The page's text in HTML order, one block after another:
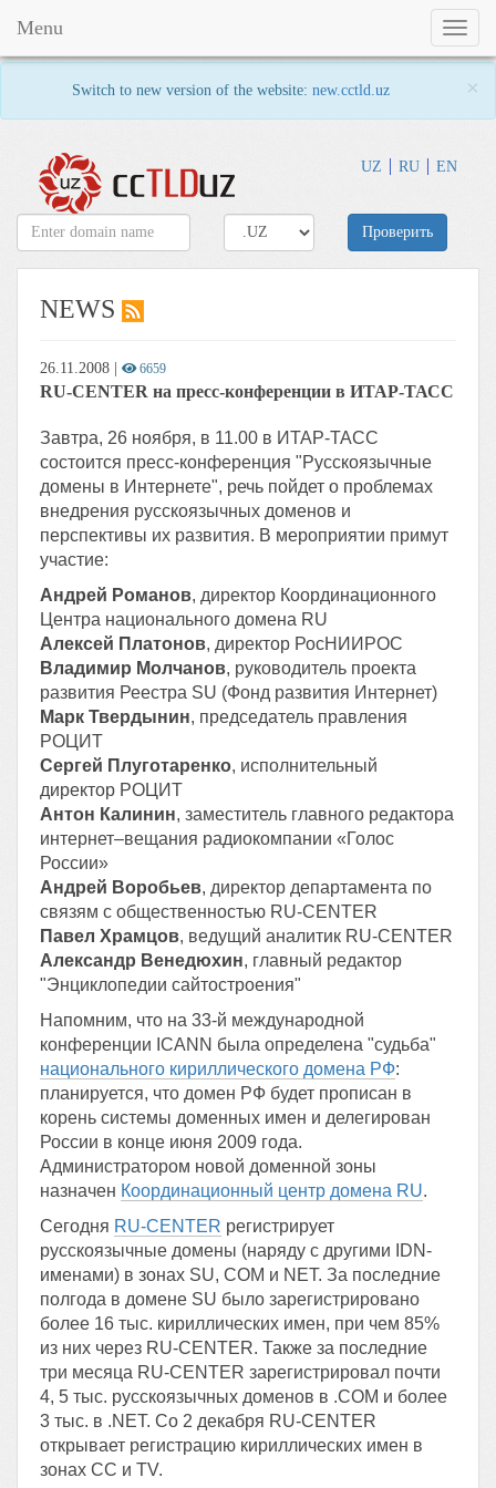
Switch to new version of the website: new.cctld.uz ×
UZ RU EN
Toggle
Menu
Проверить
NEWS
26.11.2008 6659
RU-CENTER на пресс-конференции в ИТАР-ТАСС
Завтра, 26 ноября, в 11.00 в ИТАР-ТАСС
состоится пресс-конференция "Русскоязычные
домены в Интернете", речь пойдет о проблемах
внедрения русскоязычных доменов и
перспективы их развития. В мероприятии примут
участие:
Андрей Романов, директор Координационного
Центра национального домена RU
Алексей Платонов, директор РосНИИРОС
Владимир Молчанов, руководитель проекта
развития Реестра SU (Фонд развития Интернет)
Марк Твердынин, председатель правления
РОЦИТ
Сергей Плуготаренко, исполнительный
директор РОЦИТ
Антон Калинин, заместитель главного редактора
интернет–вещания радиокомпании «Голос
России»
Андрей Воробьев, директор департамента по
связям с общественностью RU-CENTER
Павел Храмцов, ведущий аналитик RU-CENTER
Александр Венедюхин, главный редактор
"Энциклопедии сайтостроения"
Напомним, что на 33-й международной
конференции ICANN была определена "судьба"
национального кириллического домена РФ:
планируется, что домен РФ будет прописан в
корень системы доменных имен и делегирован
России в конце июня 2009 года.
Администратором новой доменной зоны
назначен Координационный центр домена RU.
Сегодня RU-CENTER регистрирует
русскоязычные домены (наряду с другими IDN-
именами) в зонах SU, COM и NET. За последние
полгода в домене SU было зарегистрировано
более 16 тыс. кириллических имен, при чем 85%
из них через RU-CENTER. Также за последние
три месяца RU-CENTER зарегистрировал почти
4, 5 тыс. русскоязычных доменов в .COM и более
3 тыс. в .NET. Со 2 декабря RU-CENTER
открывает регистрацию кириллических имен в
зонах CC и TV.